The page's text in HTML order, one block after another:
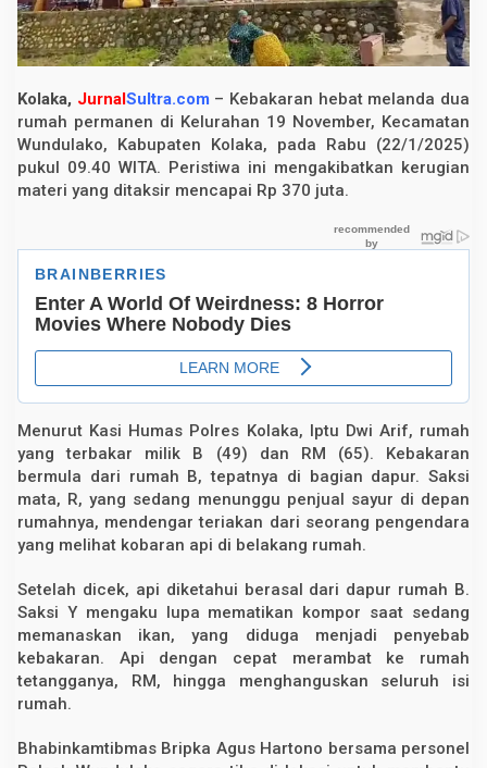
s
T
e
r
a
k
a
r
,
K
e
R
p
7
J
u
a
Kolaka, JurnalSultra.com – Kebakaran hebat melanda dua
rumah permanen di Kelurahan 19 November, Kecamatan
Wundulako, Kabupaten Kolaka, pada Rabu (22/1/2025)
pukul 09.40 WITA. Peristiwa ini mengakibatkan kerugian
materi yang ditaksir mencapai Rp 370 juta.
Menurut Kasi Humas Polres Kolaka, Iptu Dwi Arif, rumah
yang terbakar milik B (49) dan RM (65). Kebakaran
bermula dari rumah B, tepatnya di bagian dapur. Saksi
mata, R, yang sedang menunggu penjual sayur di depan
rumahnya, mendengar teriakan dari seorang pengendara
yang melihat kobaran api di belakang rumah.
Setelah dicek, api diketahui berasal dari dapur rumah B.
Saksi Y mengaku lupa mematikan kompor saat sedang
memanaskan ikan, yang diduga menjadi penyebab
kebakaran. Api dengan cepat merambat ke rumah
tetangganya, RM, hingga menghanguskan seluruh isi
rumah.
Bhabinkamtibmas Bripka Agus Hartono bersama personel